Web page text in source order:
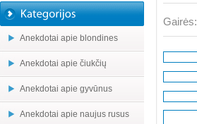
Anekdotai apie blondines
Anekdotai apie čiukčių
Anekdotai apie gyvūnus
Anekdotai apie naujus rusus
Gairės: